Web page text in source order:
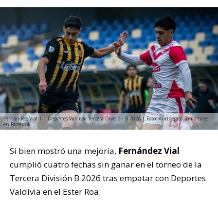
Fernández Vial 1-1 Deportes Valdivia Tercera División B 2026 | Foto: Aurinegros Inmortales
en Facebook
Si bien mostró una mejoría, Fernández Vial
cumplió cuatro fechas sin ganar en el torneo de la
Tercera División B 2026 tras empatar con Deportes
Valdivia en el Ester Roa.